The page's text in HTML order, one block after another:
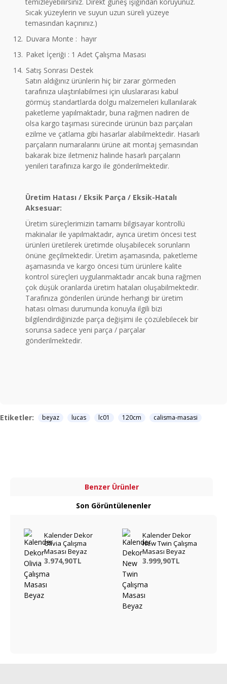
Sıcak yüzeylerin ve suyun uzun süreli yüzeye
temasından kaçınınız.)
12. Duvara Monte : hayır
13. Paket İçeriği : 1 Adet Çalışma Masası
14. Satış Sonrası Destek
Satın aldığınız ürünlerin hiç bir zarar görmeden
tarafınıza ulaştırılabilmesi için uluslararası kabul
görmüş standartlarda dolgu malzemeleri kullanılarak
paketleme yapılmaktadır, buna rağmen nadiren de
olsa kargo taşıması sürecinde ürünün bazı parçaları
ezilme ve çatlama gibi hasarlar alabilmektedir. Hasarlı
parçaların numaralarını ürüne ait montaj şemasından
bakarak bize iletmeniz halinde hasarlı parçaların
yenileri tarafınıza kargo ile gönderilmektedir.
Üretim Hatası / Eksik Parça / Eksik-Hatalı
Aksesuar:
Üretim süreçlerimizin tamamı bilgisayar kontrollü
makinalar ile yapılmaktadır, ayrıca üretim öncesi test
ürünleri üretilerek üretimde oluşabilecek sorunların
önüne geçilmektedir. Üretim aşamasında, paketleme
aşamasında ve kargo öncesi tüm ürünlere kalite
kontrol süreçleri uygulanmaktadır ancak buna rağmen
çok düşük oranlarda üretim hataları oluşabilmektedir.
Tarafınıza gönderilen üründe herhangi bir üretim
hatası olması durumunda konuyla ilgili bizi
bilgilendirdiğinizde parça değişimi ile çözülebilecek bir
sorunsa sadece yeni parça / parçalar
gönderilmektedir.
Etiketler: beyaz lucas lc01 120cm calisma-masasi
Benzer Ürünler
Son Görüntülenenler
Kalender Dekor
Olivia Çalışma
Masası Beyaz
3.974,90TL
Kalender Dekor
New Twin Çalışma
Masası Beyaz
3.999,90TL